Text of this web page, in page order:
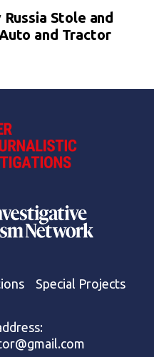
Stole and
and Tractor
Special Projects